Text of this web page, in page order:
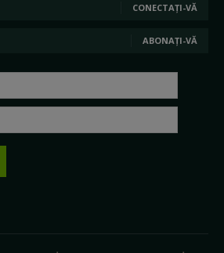
CONECTAȚI-VĂ
ABONAȚI-VĂ